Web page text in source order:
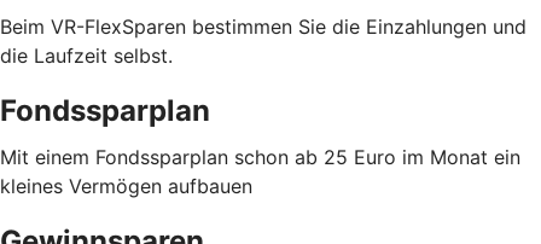
Beim VR-FlexSparen bestimmen Sie die Einzahlungen und
die Laufzeit selbst.
Fondssparplan
Mit einem Fondssparplan schon ab 25 Euro im Monat ein
kleines Vermögen aufbauen